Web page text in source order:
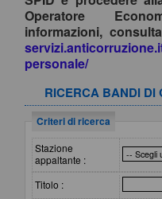
Operatore
informazioni,
personale/
RICERCA BANDI DI
Criteri di ricerca
Stazione
appaltante :
Titolo :